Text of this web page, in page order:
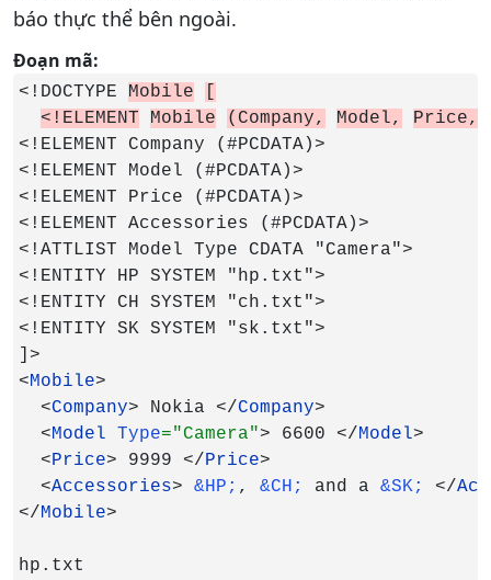
báo thực thể bên ngoài.
Đoạn mã:
<!DOCTYPE Mobile
<!ELEMENT
Mobile (Company, Model, Price,
<!ELEMENT Company (#PCDATA)>
<!ELEMENT Model (#PCDATA)>
<!ELEMENT Price (#PCDATA)>
<!ELEMENT Accessories (#PCDATA)>
<!ATTLIST Model Type CDATA "Camera">
<!ENTITY HP SYSTEM "hp.txt">
<!ENTITY CH SYSTEM "ch.txt">
<!ENTITY SK SYSTEM "sk.txt">
]>
<Mobile>
  <
Company> Nokia </Company>
  <
Model Type="Camera"> 6600 </Model>
  <
Price> 9999 </Price>
  <
Accessories> &HP; , &CH; and a &SK; </
</Mobile>
hp.txt